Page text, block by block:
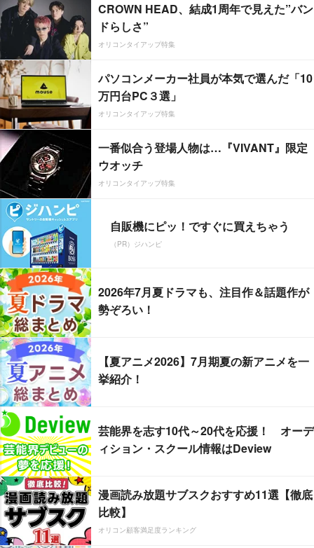
CROWN HEAD、結成1周年で見えた”バン
ドらしさ”
オリコンタイアップ特集
パソコンメーカー社員が本気で選んだ「10
万円台PC３選」
オリコンタイアップ特集
一番似合う登場人物は…『VIVANT』限定
ウオッチ
オリコンタイアップ特集
自販機にピッ！ですぐに買えちゃう
（PR）ジハンピ
2026年7月夏ドラマも、注目作＆話題作が
勢ぞろい！
【夏アニメ2026】7月期夏の新アニメを一
挙紹介！
芸能界を志す10代～20代を応援！ オーデ
ィション・スクール情報はDeview
漫画読み放題サブスクおすすめ11選【徹底
比較】
オリコン顧客満足度ランキング